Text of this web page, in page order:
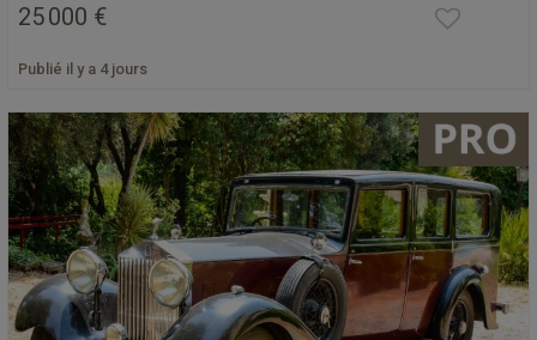
25 000 €
Publié il y a 4 jours